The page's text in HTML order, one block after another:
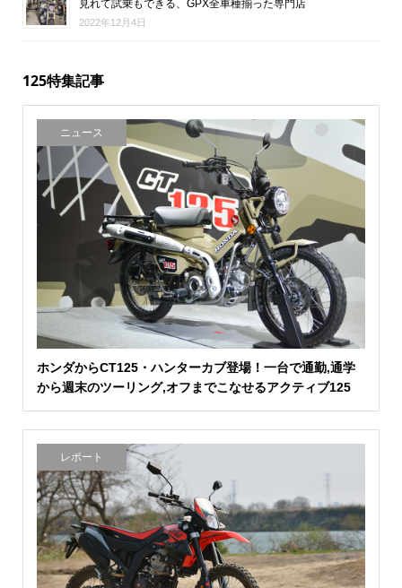
見れて試乗もできる、GPX全車種揃った専門店
2022年12月4日
125特集記事
ニュース
ホンダからCT125・ハンターカブ登場！一台で通勤,通学
から週末のツーリング,オフまでこなせるアクティブ125
レポート